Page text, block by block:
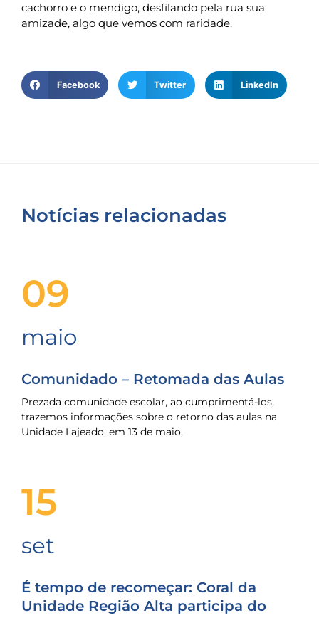
cachorro e o mendigo, desfilando pela rua sua
amizade, algo que vemos com raridade.
Facebook Twitter LinkedIn
Notícias relacionadas
09
maio
Comunidado – Retomada das Aulas
Prezada comunidade escolar, ao cumprimentá-los,
trazemos informações sobre o retorno das aulas na
Unidade Lajeado, em 13 de maio,
15
set
É tempo de recomeçar: Coral da
Unidade Região Alta participa do